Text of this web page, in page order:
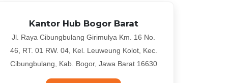
Kantor Hub Bogor Barat
Jl. Raya Cibungbulang Girimulya Km. 16 No.
46, RT. 01 RW. 04, Kel. Leuweung Kolot, Kec.
Cibungbulang, Kab. Bogor, Jawa Barat 16630